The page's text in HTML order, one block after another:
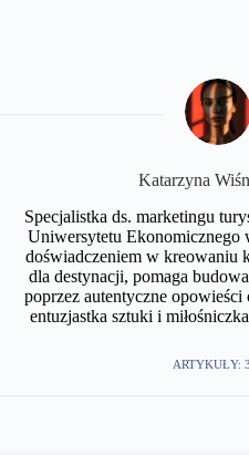
Katarzyna
Specjalistka ds. marketingu
Uniwersytetu Ekonomicznego
doświadczeniem w kreowaniu
dla destynacji, pomaga
poprzez autentyczne
entuzjastka sztuki i
ARTYKUŁY: